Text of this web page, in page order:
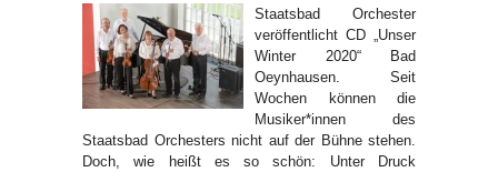
Staatsbad Orchester
veröffentlicht CD „Unser
Winter 2020“ Bad
Oeynhausen. Seit
Wochen können die
Musiker*innen des
Staatsbad Orchesters nicht auf der Bühne stehen.
Doch, wie heißt es so schön: Unter Druck